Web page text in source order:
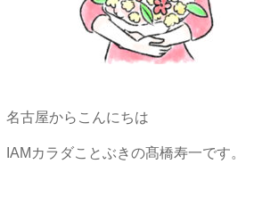
名古屋からこんにちは
IAMカラダことぶきの髙橋寿一です。